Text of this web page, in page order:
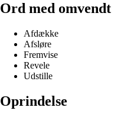
Ord med
Afdække
Afsløre
Fremvise
Revele
Udstille
Oprindelse